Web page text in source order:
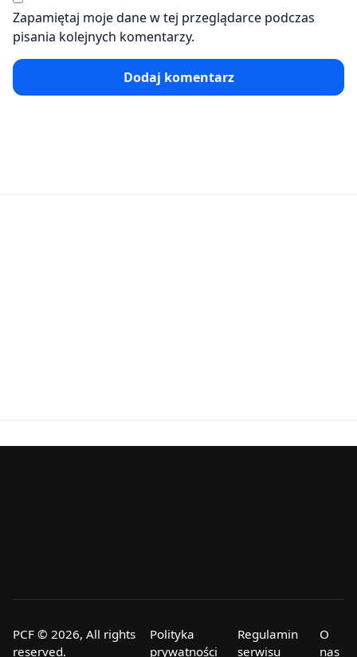
Zapamiętaj moje dane w tej przeglądarce podczas
pisania kolejnych komentarzy.
Dodaj komentarz
PCF © 2026, All rights
reserved.
Polityka
prywatności
Regulamin
serwisu
O
nas